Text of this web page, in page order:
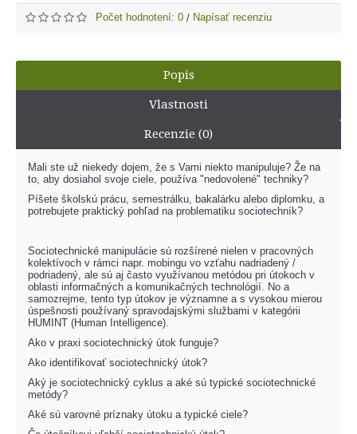
Počet hodnotení: 0 / Napísať recenziu
Popis
Vlastnosti
Recenzie (0)
Mali ste už niekedy dojem, že s Vami niekto manipuluje? Že na
to, aby dosiahol svoje ciele, používa "nedovolené" techniky?
Píšete školskú prácu, semestrálku, bakalárku alebo diplomku, a
potrebujete praktický pohľad na problematiku sociotechník?
Sociotechnické manipulácie sú rozšírené nielen v pracovných
kolektívoch v rámci napr. mobingu vo vzťahu nadriadený /
podriadený, ale sú aj často využívanou metódou pri útokoch v
oblasti informačných a komunikačných technológií. No a
samozrejme, tento typ útokov je významne a s vysokou mierou
úspešnosti používaný spravodajskými službami v kategórii
HUMINT (Human Intelligence).
Ako v praxi sociotechnický útok funguje?
Ako identifikovať sociotechnický útok?
Aký je sociotechnický cyklus a aké sú typické sociotechnické
metódy?
Aké sú varovné príznaky útoku a typické ciele?